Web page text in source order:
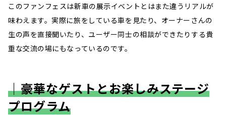
このファンフェスは新車の展示イベントとはまた違うリアルが
味わえます。実際に旅をしている車を見たり、オーナーさんの
生の声を直接聞いたり、ユーザー同士の相談ができたりする貴
重な交流の場にもなっているのです。
｜豪華なゲストとお楽しみステージ
プログラム